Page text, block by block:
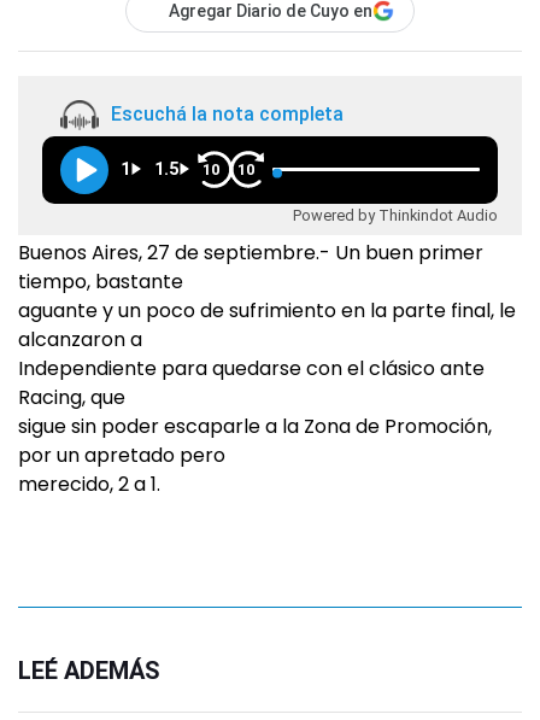
Agregar Diario de Cuyo en
Escuchá la nota completa
1 1.5 10 10
Powered by Thinkindot Audio
Buenos Aires, 27 de septiembre.- Un buen primer
tiempo, bastante
aguante y un poco de sufrimiento en la parte final, le
alcanzaron a
Independiente para quedarse con el clásico ante
Racing, que
sigue sin poder escaparle a la Zona de Promoción,
por un apretado pero
merecido, 2 a 1.
LEÉ ADEMÁS